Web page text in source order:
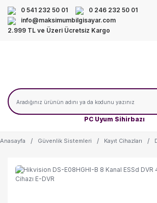
0 541 232 50 01
0 246 232 50 01
info@maksimumbilgisayar.com
2.999 TL ve Üzeri Ücretsiz Kargo
PC Uyum Sihirbazı
Anasayfa Güvenlik Sistemleri Kayıt Cihazları